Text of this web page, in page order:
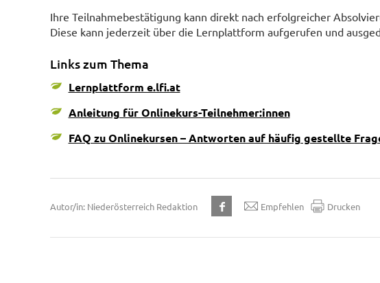
Ihre Teilnahmebestätigung kann direkt nach erfolgreicher
Diese kann jederzeit über die Lernplattform aufgerufen und
Links zum Thema
Lernplattform e.lfi.at
Anleitung für Onlinekurs-Teilnehmer:innen
FAQ zu Onlinekursen – Antworten auf häufig gestellte
Autor/in: Niederösterreich Redaktion Empfehlen Drucken